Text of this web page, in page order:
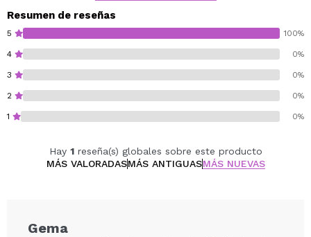
Resumen de reseñas
5 100%
4 0%
3 0%
2 0%
1 0%
Hay 1reseña(s) globales sobre este producto
MÁS VALORADASMÁS ANTIGUASMÁS NUEVAS
Gema